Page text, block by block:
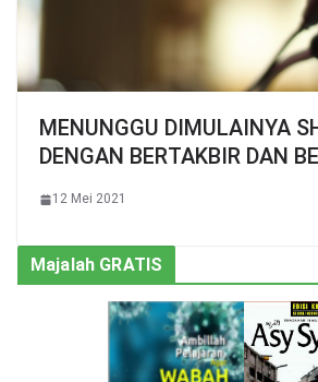
MENUNGGU DIMULAINYA
DENGAN BERTAKBIR DAN
12 Mei 2021
Majalah GRATIS